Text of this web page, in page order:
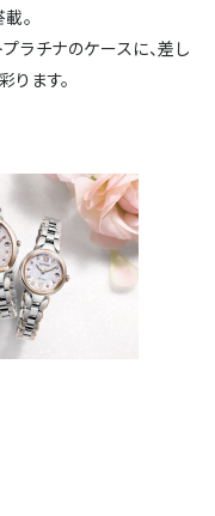
。
ラチナのケースに、差し
ます。